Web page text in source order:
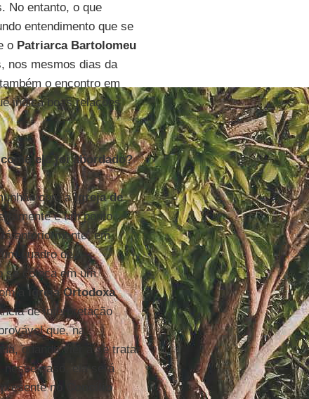
No entanto, o que
entendimento que se
o Patriarca Bartolomeu
nos mesmos dias da
o encontro em
indica boas relações
ele foi abordado?
com aIgreja de
é um ponto
anteriormente, em
quadro de
se coloca em um
a Igreja Ortodoxa,
de interpretação
que, na
quando vier a se tratar
nesse caso, ela será
no
Concílio